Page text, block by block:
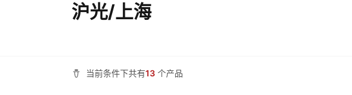
沪光/上海
当前条件下共有13 个产品